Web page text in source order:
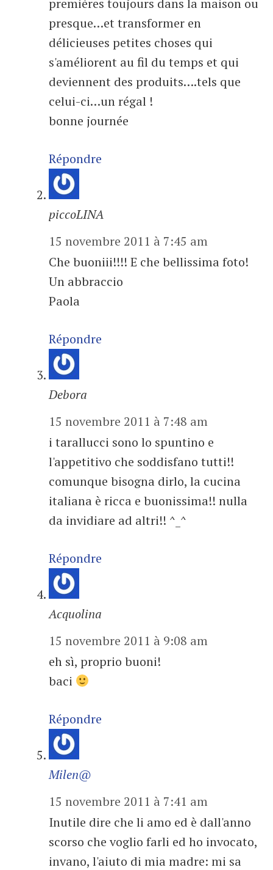
premières toujours dans la maison ou
presque…et transformer en
délicieuses petites choses qui
s'améliorent au fil du temps et qui
deviennent des produits….tels que
celui-ci…un régal !
bonne journée
Répondre
piccoLINA
15 novembre 2011 à 7:45 am
Che buoniii!!!! E che bellissima foto!
Un abbraccio
Paola
Répondre
Debora
15 novembre 2011 à 7:48 am
i tarallucci sono lo spuntino e
l'appetitivo che soddisfano tutti!!
comunque bisogna dirlo, la cucina
italiana è ricca e buonissima!! nulla
da invidiare ad altri!! ^_^
Répondre
Acquolina
15 novembre 2011 à 9:08 am
eh sì, proprio buoni!
baci
Répondre
Milen@
15 novembre 2011 à 7:41 am
Inutile dire che li amo ed è dall'anno
scorso che voglio farli ed ho invocato,
invano, l'aiuto di mia madre: mi sa